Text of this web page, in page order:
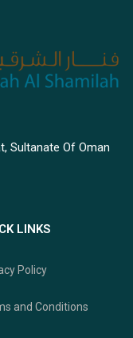
Sultanate Of Oman
LINKS
Policy
and Conditions